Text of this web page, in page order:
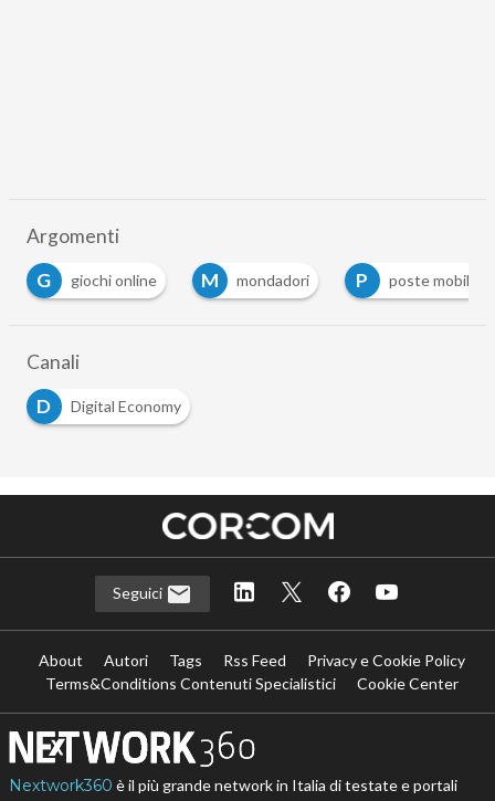
Argomenti
G
giochi online M mondadori P poste mobile
Canali
D
Digital Economy
Seguici
About Autori Tags Rss Feed
Privacy e Cookie Policy
Terms&Conditions Contenuti Specialistici
Cookie Center
Nextwork360 è il più grande network in Italia di testate e portali